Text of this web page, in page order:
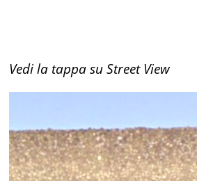
Vedi la tappa su Street View